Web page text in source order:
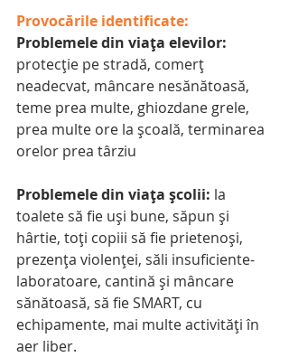
Provocările identificate:
Problemele din viaţa elevilor:
protecţie pe stradă, comerţ
neadecvat, mâncare nesănătoasă,
teme prea multe, ghiozdane grele,
prea multe ore la şcoală, terminarea
orelor prea târziu
Problemele din viaţa şcolii: la
toalete să fie uşi bune, săpun şi
hârtie, toţi copiii să fie prietenoşi,
prezenţa violenţei, săli insuficiente-
laboratoare, cantină şi mâncare
sănătoasă, să fie SMART, cu
echipamente, mai multe activităţi în
aer liber.